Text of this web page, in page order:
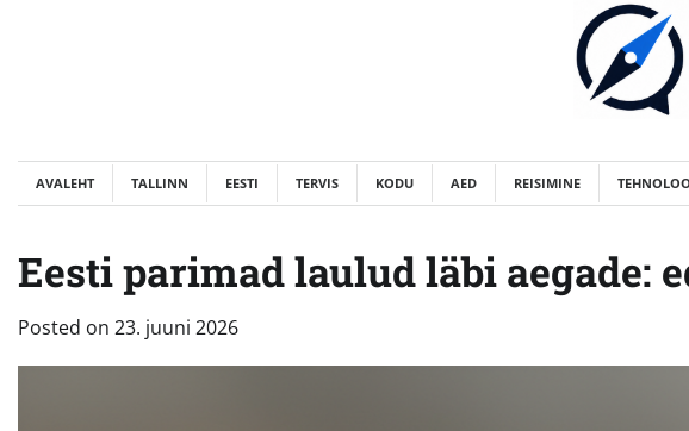
AVALEHT TALLINN EESTI TERVIS KODU AED REISIMINE
Eesti parimad laulud läbi aegade:
Posted on 23. juuni 2026